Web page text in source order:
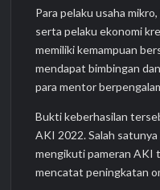
Para pelaku usaha
serta pelaku ekonomi
memiliki kemampuan
mendapat bimbingan
para mentor
Bukti keberhasilan
AKI 2022. Salah satunya
mengikuti pameran AKI
mencatat peningkatan